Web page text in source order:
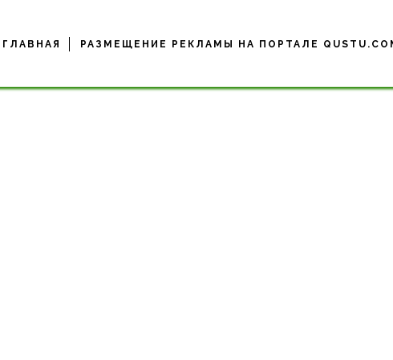
ГЛАВНАЯ РАЗМЕЩЕНИЕ РЕКЛАМЫ НА ПОРТАЛЕ